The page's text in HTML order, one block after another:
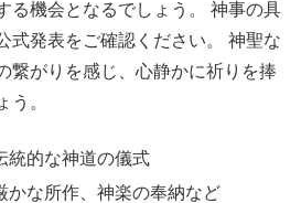
る機会となるでしょう。 神事の具
式発表をご確認ください。 神聖な
繋がりを感じ、心静かに祈りを捧
う。
統的な神道の儀式
かな所作、神楽の奉納など